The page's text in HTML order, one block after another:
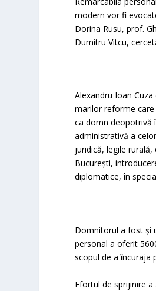
modern vor fi
Dorina Rusu, prof.
Dumitru Vitcu,
Alexandru Ioan
marilor reforme care
ca domn deopotrivă
administrativă a
juridică, legile
București,
diplomatice, în
Domnitorul a fost și
personal a oferit
scopul de a încuraja
Efortul de sprijinire